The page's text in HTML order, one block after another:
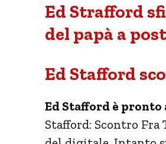
Ed Strafford
del papà a
Ed Stafford
Ed Stafford è pronto
Stafford: Scontro